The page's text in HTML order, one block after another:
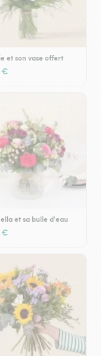
et son vase offert
€
et sa bulle d'eau
€